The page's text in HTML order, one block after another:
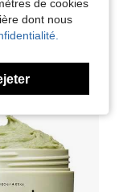
de cookies
dont nous